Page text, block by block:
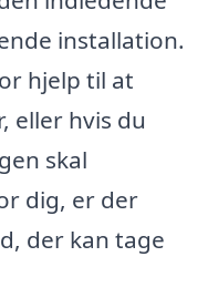
installation.
hjelp til at
eller hvis du
skal
dig, er der
der kan tage